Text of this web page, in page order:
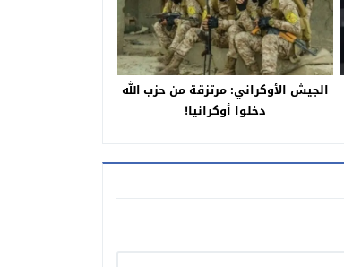
الجيش الأوكراني: مرتزقة من حزب الله
دخلوا أوكرانيا!